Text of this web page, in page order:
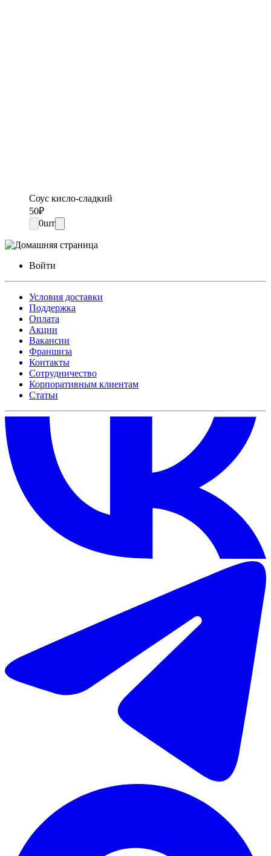
Соус кисло-сладкий
50₽
0шт
Войти
Условия доставки
Поддержка
Оплата
Акции
Вакансии
Франшиза
Контакты
Сотрудничество
Корпоративным клиентам
Статьи